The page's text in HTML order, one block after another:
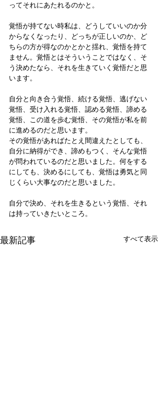
ってそれにあたれるのかと。
覚悟が持てない時私は、どうしていいのか分
からなくなったり、どっちが正しいのか、ど
ちらの方が得なのかとかと揺れ、覚悟を持て
ません。覚悟とはそういうことではなく、そ
う決めたなら、それを生きていく覚悟だと思
います。
自分と向き合う覚悟、続ける覚悟、逃げない
覚悟、受け入れる覚悟、認める覚悟、諦める
覚悟、この道を歩む覚悟、その覚悟が私を前
に進めるのだと思います。
その覚悟があればたとえ間違えたとしても、
自分に納得ができ、諦めもつく、そんな覚悟
が問われているのだと思いました。何をする
にしても、決めるにしても、覚悟は勇気と同
じくらい大事なのだと思いました。
自分で決め、それを生きるという覚悟、それ
は持っていきたいところ。
最新記事 すべて表示